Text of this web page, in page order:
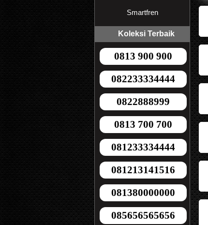
Smartfren
Koleksi Terbaik
0813 900 900
082233334444
0822888999
0813 700 700
081233334444
081213141516
081380000000
085656565656